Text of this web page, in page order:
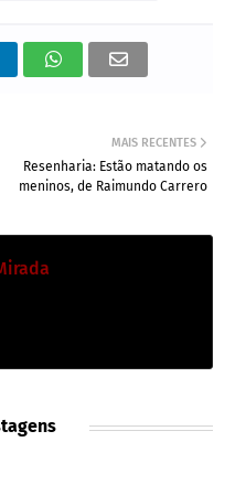
MAIS RECENTES
Resenharia: Estão matando os
meninos, de Raimundo Carrero